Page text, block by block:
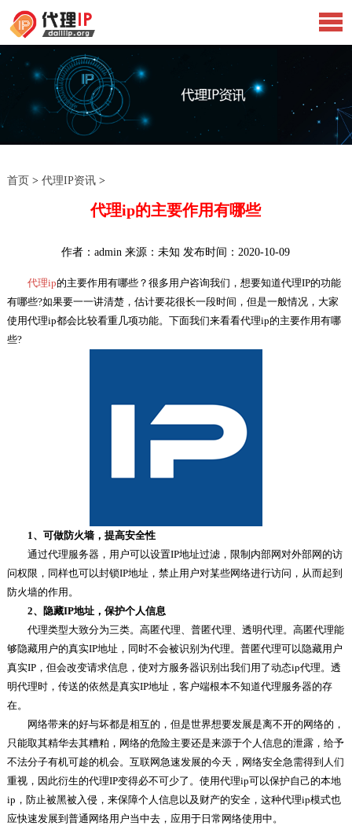
首页 > 代理IP资讯>
代理ip的主要作用有哪些
作者：admin 来源：未知 发布时间：2020-10-09
代理ip的主要作用有哪些？很多用户咨询我们，想要知道代理IP的功能
有哪些?如果要一一讲清楚，估计要花很长一段时间，但是一般情况，大家
使用代理ip都会比较看重几项功能。下面我们来看看代理ip的主要作用有哪
些?
1、可做防火墙，提高安全性
通过代理服务器，用户可以设置IP地址过滤，限制内部网对外部网的访
问权限，同样也可以封锁IP地址，禁止用户对某些网络进行访问，从而起到
防火墙的作用。
2、隐藏IP地址，保护个人信息
代理类型大致分为三类。高匿代理、普匿代理、透明代理。高匿代理能
够隐藏用户的真实IP地址，同时不会被识别为代理。普匿代理可以隐藏用户
真实IP，但会改变请求信息，使对方服务器识别出我们用了动态ip代理。透
明代理时，传送的依然是真实IP地址，客户端根本不知道代理服务器的存
在。
网络带来的好与坏都是相互的，但是世界想要发展是离不开的网络的，
只能取其精华去其糟粕，网络的危险主要还是来源于个人信息的泄露，给予
不法分子有机可趁的机会。互联网急速发展的今天，网络安全急需得到人们
重视，因此衍生的代理IP变得必不可少了。使用代理ip可以保护自己的本地
ip，防止被黑被入侵，来保障个人信息以及财产的安全，这种代理ip模式也
应快速发展到普通网络用户当中去，应用于日常网络使用中。